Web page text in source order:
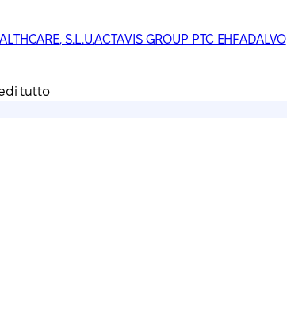
S.L.U.ACTAVIS GROUP PTC EHFADALVO
tutto